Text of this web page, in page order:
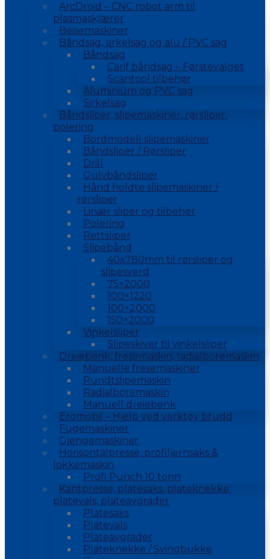
ArcDroid – CNC robot arm til
plasmaskjærer
Beisemaskiner
Båndsag, sirkelsag og alu / PVC sag
Båndsag
Carif båndsag – Førstevalget
Scantool tilbehør
Aluminium og PVC sag
Sirkelsag
Båndsliper, slipemaskiner, rørsliper,
polering
Bordmodell slipemaskiner
Båndsliper / Rørsliper
Drill
Gulvbåndsliper
Hånd holdte slipemaskiner /
rørsliper
Linær sliper og tilbehør
Polering
Rettsliper
Slipebånd
40x780mm til rørsliper og
slipesverd
75×2000
100×1220
100×2000
150×2000
Vinkelsliper
Slipeskiver til vinkelsliper
Dreiebenk, fresemaskin, radialboremaskin
Manuelle fresemaskiner
Rundtslipemaskin
Radialboremaskin
Manuell dreiebenk
Eromobil – Hjelp ved verktøy brudd
Fugemaskiner
Gjengemaskiner
Horisontalpresse, profiljernsaks &
lokkemaskin
Profi Punch 10 tonn
Kantpresse, platesaks, plateknekke,
platevals, plateavgrader
Platesaks
Platevals
Plateavgrader
Plateknekke / Svingbukke